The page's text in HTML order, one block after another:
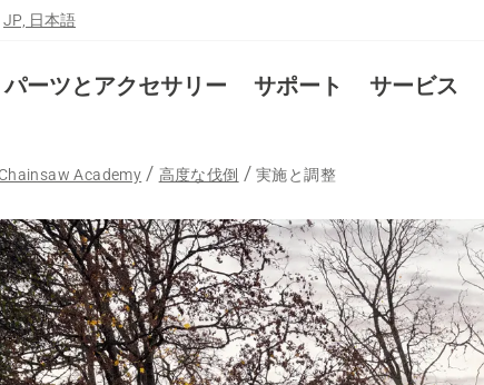
JP, 日本語
パーツとアクセサリー サポート サービス
Chainsaw Academy 高度な伐倒 実施と調整